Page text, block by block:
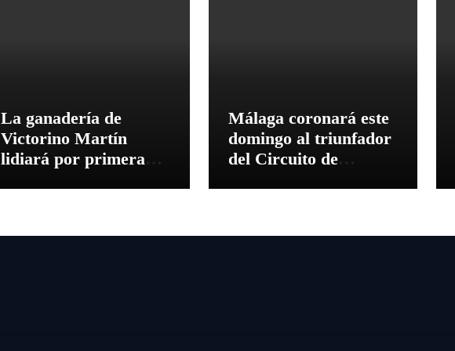
La ganadería de
Victorino Martín
lidiará por primera
conmemorativa de su
Málaga coronará este
domingo al triunfador
del Circuito de